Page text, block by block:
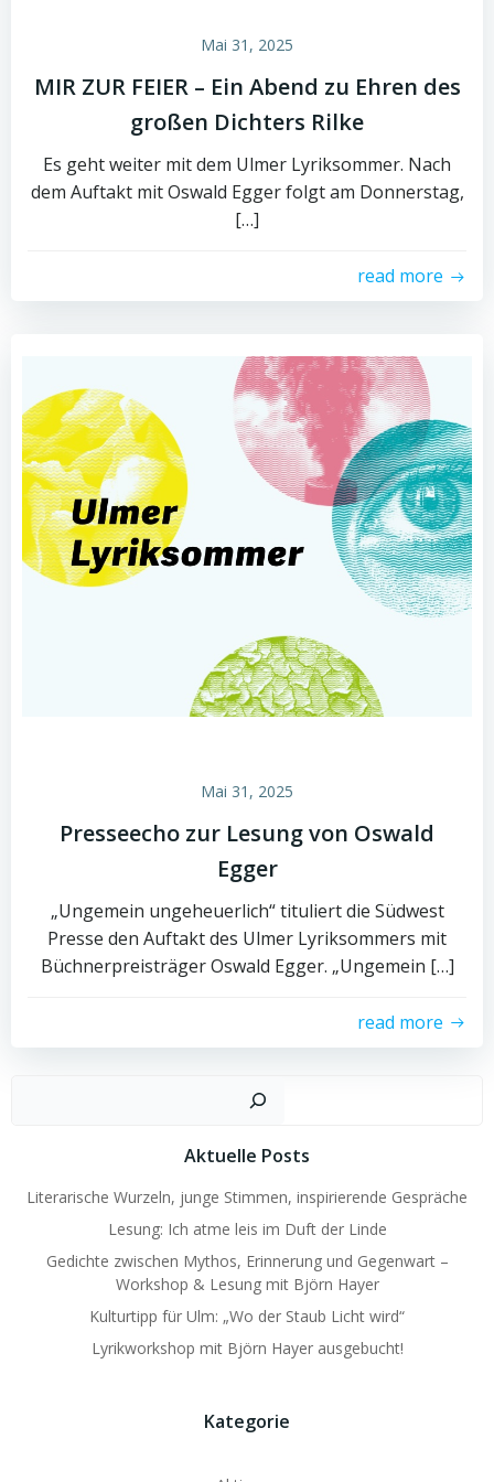
Mai 31, 2025
MIR ZUR FEIER – Ein Abend zu Ehren des
großen Dichters Rilke
Es geht weiter mit dem Ulmer Lyriksommer. Nach
dem Auftakt mit Oswald Egger folgt am Donnerstag,
[…]
read more
Mai 31, 2025
Presseecho zur Lesung von Oswald
Egger
„Ungemein ungeheuerlich“ tituliert die Südwest
Presse den Auftakt des Ulmer Lyriksommers mit
Büchnerpreisträger Oswald Egger. „Ungemein […]
read more
Aktuelle Posts
Literarische Wurzeln, junge Stimmen, inspirierende Gespräche
Lesung: Ich atme leis im Duft der Linde
Gedichte zwischen Mythos, Erinnerung und Gegenwart –
Workshop & Lesung mit Björn Hayer
Kulturtipp für Ulm: „Wo der Staub Licht wird“
Lyrikworkshop mit Björn Hayer ausgebucht!
Kategorie